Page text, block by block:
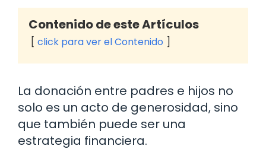
Contenido de este Artículos
click para ver el Contenido
La donación entre padres e hijos no
solo es un acto de generosidad, sino
que también puede ser una
estrategia financiera.